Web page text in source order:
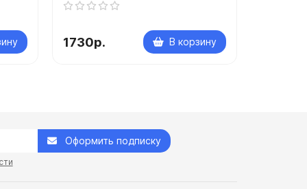
1730р. В корзину
Оформить подписку